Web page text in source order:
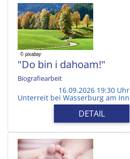
"Do bin i dahoam!"
Biografiearbeit
16.09.2026 19:30 Uhr
Unterreit bei Wasserburg am Inn
DETAIL